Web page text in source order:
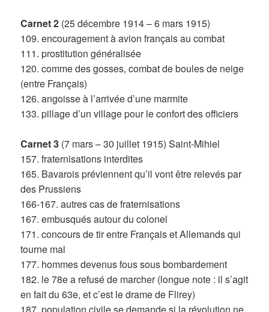
Carnet 2 (25 décembre 1914 – 6 mars 1915)
109. encouragement à avion français au combat
111. prostitution généralisée
120. comme des gosses, combat de boules de neige
(entre Français)
126. angoisse à l’arrivée d’une marmite
133. pillage d’un village pour le confort des officiers
Carnet 3 (7 mars – 30 juillet 1915) Saint-Mihiel
157. fraternisations interdites
165. Bavarois préviennent qu’il vont être relevés par
des Prussiens
166-167. autres cas de fraternisations
167. embusqués autour du colonel
171. concours de tir entre Français et Allemands qui
tourne mal
177. hommes devenus fous sous bombardement
182. le 78e a refusé de marcher (longue note : il s’agit
en fait du 63e, et c’est le drame de Flirey)